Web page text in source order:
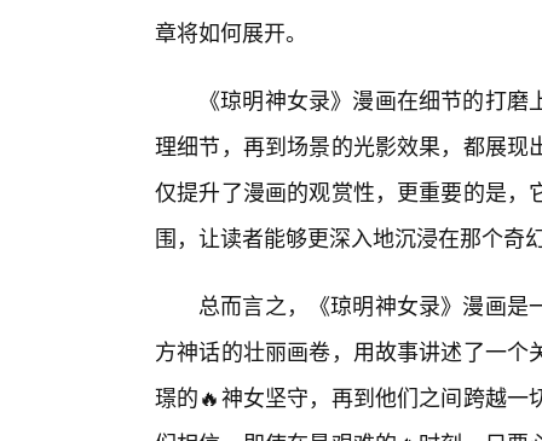
章将如何展开。
《琼明神女录》漫画在细节的打
理细节，再到场景的光影效果，都展
仅提升了漫画的观赏性，更重要的是
围，让读者能够更深入地沉浸在那个奇
总而言之，《琼明神女录》漫画
方神话的壮丽画卷，用故事讲述了一
璟的🔥神女坚守，再到他们之间跨越